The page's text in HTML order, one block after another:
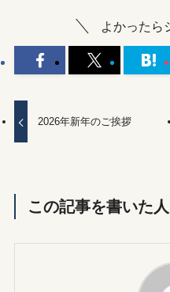
よかったら
2026年新年のご挨拶
この記事を書いた人